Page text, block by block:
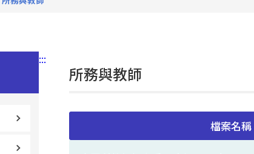
:::
所務與教師
檔案名稱